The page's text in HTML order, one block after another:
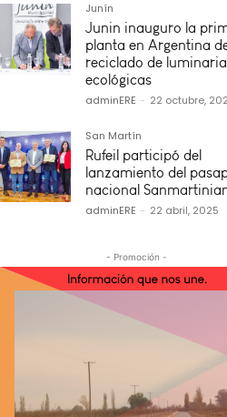
Junín
Junin inauguro la
planta en Argentina
reciclado de
ecológicas
adminERE - 22 octubre,
San Martín
Rufeil participó del
lanzamiento del
nacional
adminERE - 22 abril, 2025
- Promoción -